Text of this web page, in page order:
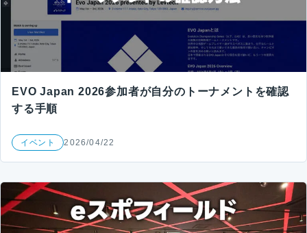
EVO Japan 2026参加者が自分のトーナメントを確認
する手順
イベント 2026/04/22